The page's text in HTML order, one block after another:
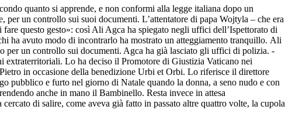
quanto si apprende, e non conformi alla legge italiana dopo un
un controllo sui suoi documenti. L’attentatore di papa Wojtyla – che era
questo gesto»: così Ali Agca ha spiegato negli uffici dell’Ispettorato di
ha avuto modo di incontrarlo ha mostrato un atteggiamento tranquillo. Ali
per un controllo sui documenti. Agca ha già lasciato gli uffici di polizia. -
extraterritoriali. Lo ha deciso il Promotore di Giustizia Vaticano nei
in occasione della benedizione Urbi et Orbi. Lo riferisce il direttore
pubblico e furto nel giorno di Natale quando la donna, a seno nudo e con
anche in mano il Bambinello. Resta invece in attesa
di salire, come aveva già fatto in passato altre quattro volte, la cupola